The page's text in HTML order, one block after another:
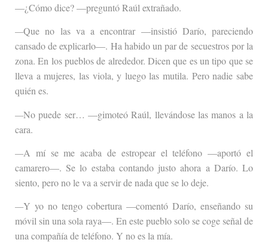
—¿Cómo dice? —preguntó Raúl extrañado.
—Que no las va a encontrar —insistió Darío, pareciendo
cansado de explicarlo—. Ha habido un par de secuestros por la
zona. En los pueblos de alrededor. Dicen que es un tipo que se
lleva a mujeres, las viola, y luego las mutila. Pero nadie sabe
quién es.
—No puede ser… —gimoteó Raúl, llevándose las manos a la
cara.
—A mí se me acaba de estropear el teléfono —aportó el
camarero—. Se lo estaba contando justo ahora a Darío. Lo
siento, pero no le va a servir de nada que se lo deje.
—Y yo no tengo cobertura —comentó Darío, enseñando su
móvil sin una sola raya—. En este pueblo solo se coge señal de
una compañía de teléfono. Y no es la mía.